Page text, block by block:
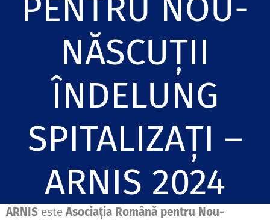
PENTRU NOU-
NĂSCUȚII
ÎNDELUNG
SPITALIZAȚI –
ARNIS 2024
ARNIS esteAsociația Română pentru Nou-